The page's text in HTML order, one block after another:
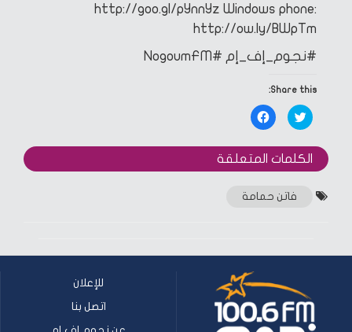
http://goo.gl/pYnnYz Windows phone:
http://ow.ly/BWpTm
#نجوم_إف_إم #NogoumFM
Share this:
Click
to
share
Twitter
(Opens
in
window)
Click
to
Facebook
(Opens
in
window)
الكلمات المتعلقة‎
فاتن حمامة
للإعلان
اتصل بنا